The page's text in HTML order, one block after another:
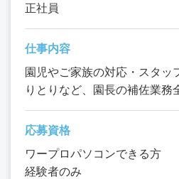
正社員
仕事内容
園児やご家族の対応・スタッ
りとりなど、園長の補佐業務
応募資格
ワープロパソコンできる方
経験者のみ